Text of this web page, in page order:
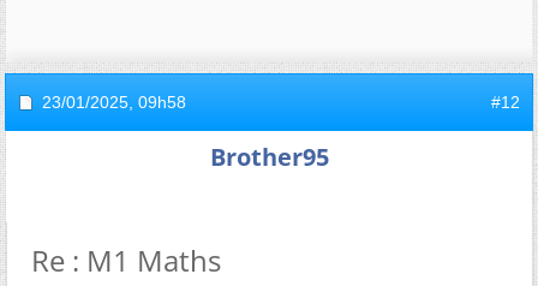
23/01/2025, 09h58 #12
Brother95
Re : M1 Maths